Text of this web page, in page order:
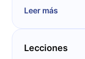
que se convirtió
destaca dentro
ser uno de los
Leer más
Lecciones